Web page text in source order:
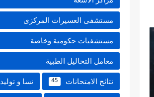
مستشفى العسيرات المركزى
مستشفيات حكومية وخاصة
معامل التحاليل الطبية
نتائج الامتحانات 45 نسا و توليد